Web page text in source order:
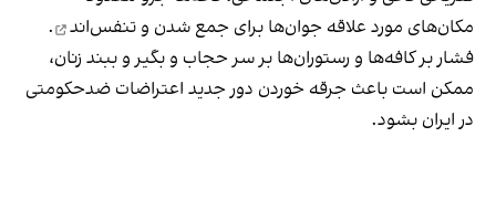
مکان‌های مورد علاقه جوان‌ها برای جمع شدن و تنفس‌اند
.
فشار بر کافه‌ها و رستوران‌ها بر سر حجاب و بگیر و ببند زنان،
ممکن است باعث جرقه خوردن دور جدید اعتراضات ضدحکومتی
در ایران بشود.